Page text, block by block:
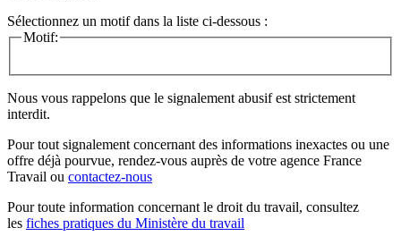
Sélectionnez un motif dans la liste ci-dessous :
Motif:
Nous vous rappelons que le signalement abusif est strictement
interdit.
Pour tout signalement concernant des informations inexactes ou une
offre déjà pourvue, rendez-vous auprès de votre agence France
Travail ou contactez-nous
Pour toute information concernant le droit du travail, consultez
les fiches pratiques du Ministère du travail